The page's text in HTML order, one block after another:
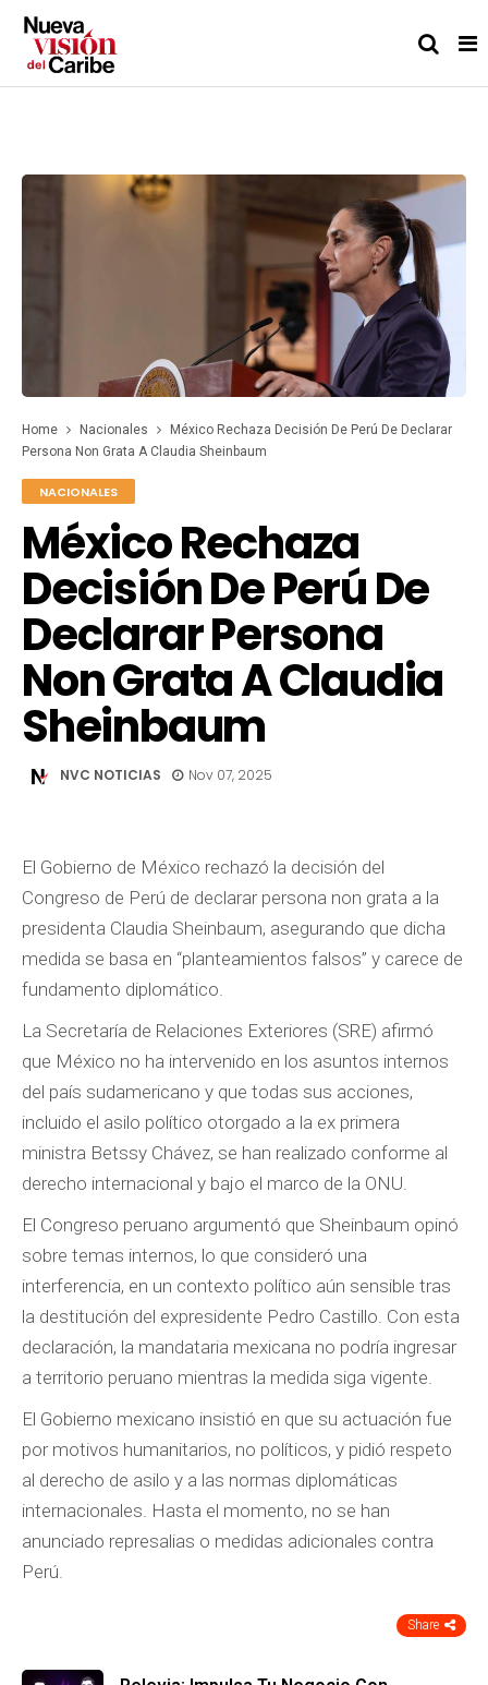
Home Nacionales
México Rechaza Decisión De Perú De Declarar
Persona Non Grata A Claudia Sheinbaum
NACIONALES
México Rechaza
Decisión De Perú De
Declarar Persona
Non Grata A Claudia
Sheinbaum
NVC NOTICIAS Nov 07, 2025
El Gobierno de México rechazó la decisión del
Congreso de Perú de declarar persona non grata a la
presidenta Claudia Sheinbaum, asegurando que dicha
medida se basa en “planteamientos falsos” y carece de
fundamento diplomático.
La Secretaría de Relaciones Exteriores (SRE) afirmó
que México no ha intervenido en los asuntos internos
del país sudamericano y que todas sus acciones,
incluido el asilo político otorgado a la ex primera
ministra Betssy Chávez, se han realizado conforme al
derecho internacional y bajo el marco de la ONU.
El Congreso peruano argumentó que Sheinbaum opinó
sobre temas internos, lo que consideró una
interferencia, en un contexto político aún sensible tras
la destitución del expresidente Pedro Castillo. Con esta
declaración, la mandataria mexicana no podría ingresar
a territorio peruano mientras la medida siga vigente.
El Gobierno mexicano insistió en que su actuación fue
por motivos humanitarios, no políticos, y pidió respeto
al derecho de asilo y a las normas diplomáticas
internacionales. Hasta el momento, no se han
anunciado represalias o medidas adicionales contra
Perú.
Share